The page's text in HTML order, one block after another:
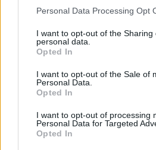
Personal Data Processing Opt
I want to opt-out of the Sharing
personal data.
Opted In
I want to opt-out of the Sale of
Personal Data.
Opted In
I want to opt-out of processing
Personal Data for Targeted
Opted In
El método japonés que
LEER